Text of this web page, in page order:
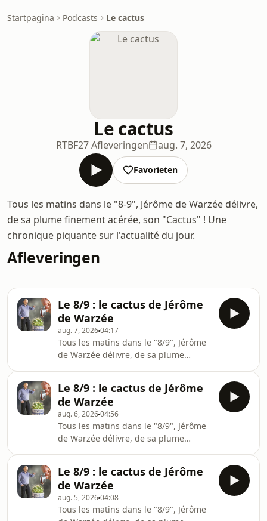
Startpagina Podcasts Le cactus
Le cactus
RTBF27 Afleveringen aug. 7, 2026
Favorieten
Tous les matins dans le "8-9", Jérôme de Warzée délivre,
de sa plume finement acérée, son "Cactus" ! Une
chronique piquante sur l'actualité du jour.
Afleveringen
Le 8/9 : le cactus de Jérôme
de Warzée
aug. 7, 202604:17
Tous les matins dans le "8/9", Jérôme
de Warzée délivre, de sa plume
jour !&nbsp;Merci pour votre écoute
&nbsp;Le Cactus, c'est également en
direct tous les matins de la semaine
&nbsp;vers 8h15 sur
www.rtbf.be/vivacitéRetrouvez tous
les épisodes du Cactus sur notre
plateforme Auvio.be
https://auvio.rtbf.be/emission/le-
cactus
Le 8/9 : le cactus de Jérôme
de Warzée
aug. 6, 202604:56
Tous les matins dans le "8/9", Jérôme
de Warzée délivre, de sa plume
jour !&nbsp;Merci pour votre écoute
&nbsp;Le Cactus, c'est également en
direct tous les matins de la semaine
&nbsp;vers 8h15 sur
Le 8/9 : le cactus de Jérôme
de Warzée
aug. 5, 202604:08
Tous les matins dans le "8/9", Jérôme